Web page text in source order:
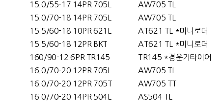
15.0/55-17 14PR 705L
AW705 TL
15.0/70-18 14PR 705L
AW705 TL
15.5/60-18 10PR 621L
AT621 TL *미니로더
15.5/60-18 12PR BKT
AT621 TL *미니로더
160/90-12 6PR TR145
TR145 *경운기타이어
16.0/70-20 12PR 705L
AW705 TL
16.0/70-20 12PR 705T
AW705 TT
16.0/70-20 14PR 504L
AS504 TL